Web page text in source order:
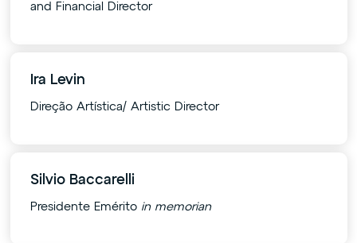
and Financial Director
Ira Levin
Direção Artística/ Artistic Director
Silvio Baccarelli
Presidente Emérito in memorian